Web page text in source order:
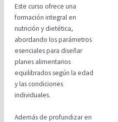
Este curso ofrece una
formación integral en
nutrición y dietética,
abordando los parámetros
esenciales para diseñar
planes alimentarios
equilibrados según la edad
y las condiciones
individuales.
Además de profundizar en